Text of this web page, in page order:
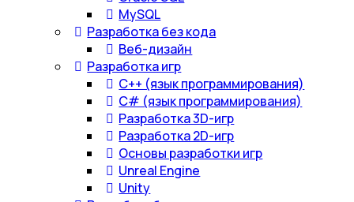
MySQL
Разработка без кода
Веб-дизайн
Разработка игр
С++ (язык программирования)
С# (язык программирования)
Разработка 3D-игр
Разработка 2D-игр
Основы разработки игр
Unreal Engine
Unity